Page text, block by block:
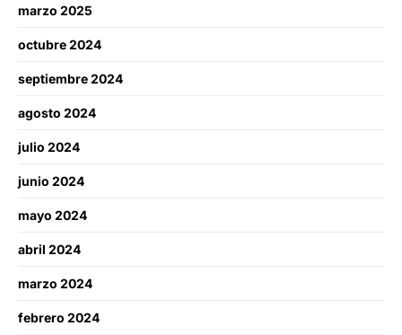
marzo 2025
octubre 2024
septiembre 2024
agosto 2024
julio 2024
junio 2024
mayo 2024
abril 2024
marzo 2024
febrero 2024